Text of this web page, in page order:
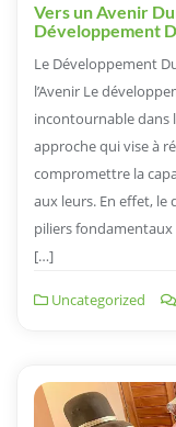
Vers un Avenir
Développement
Le Développement
l’Avenir Le
incontournable dans
approche qui vise à
compromettre la
aux leurs. En effet,
piliers fondamentaux
[…]
Uncategorized